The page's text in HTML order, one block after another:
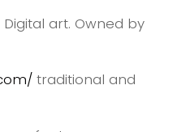
Digital art. Owned by
traditional and